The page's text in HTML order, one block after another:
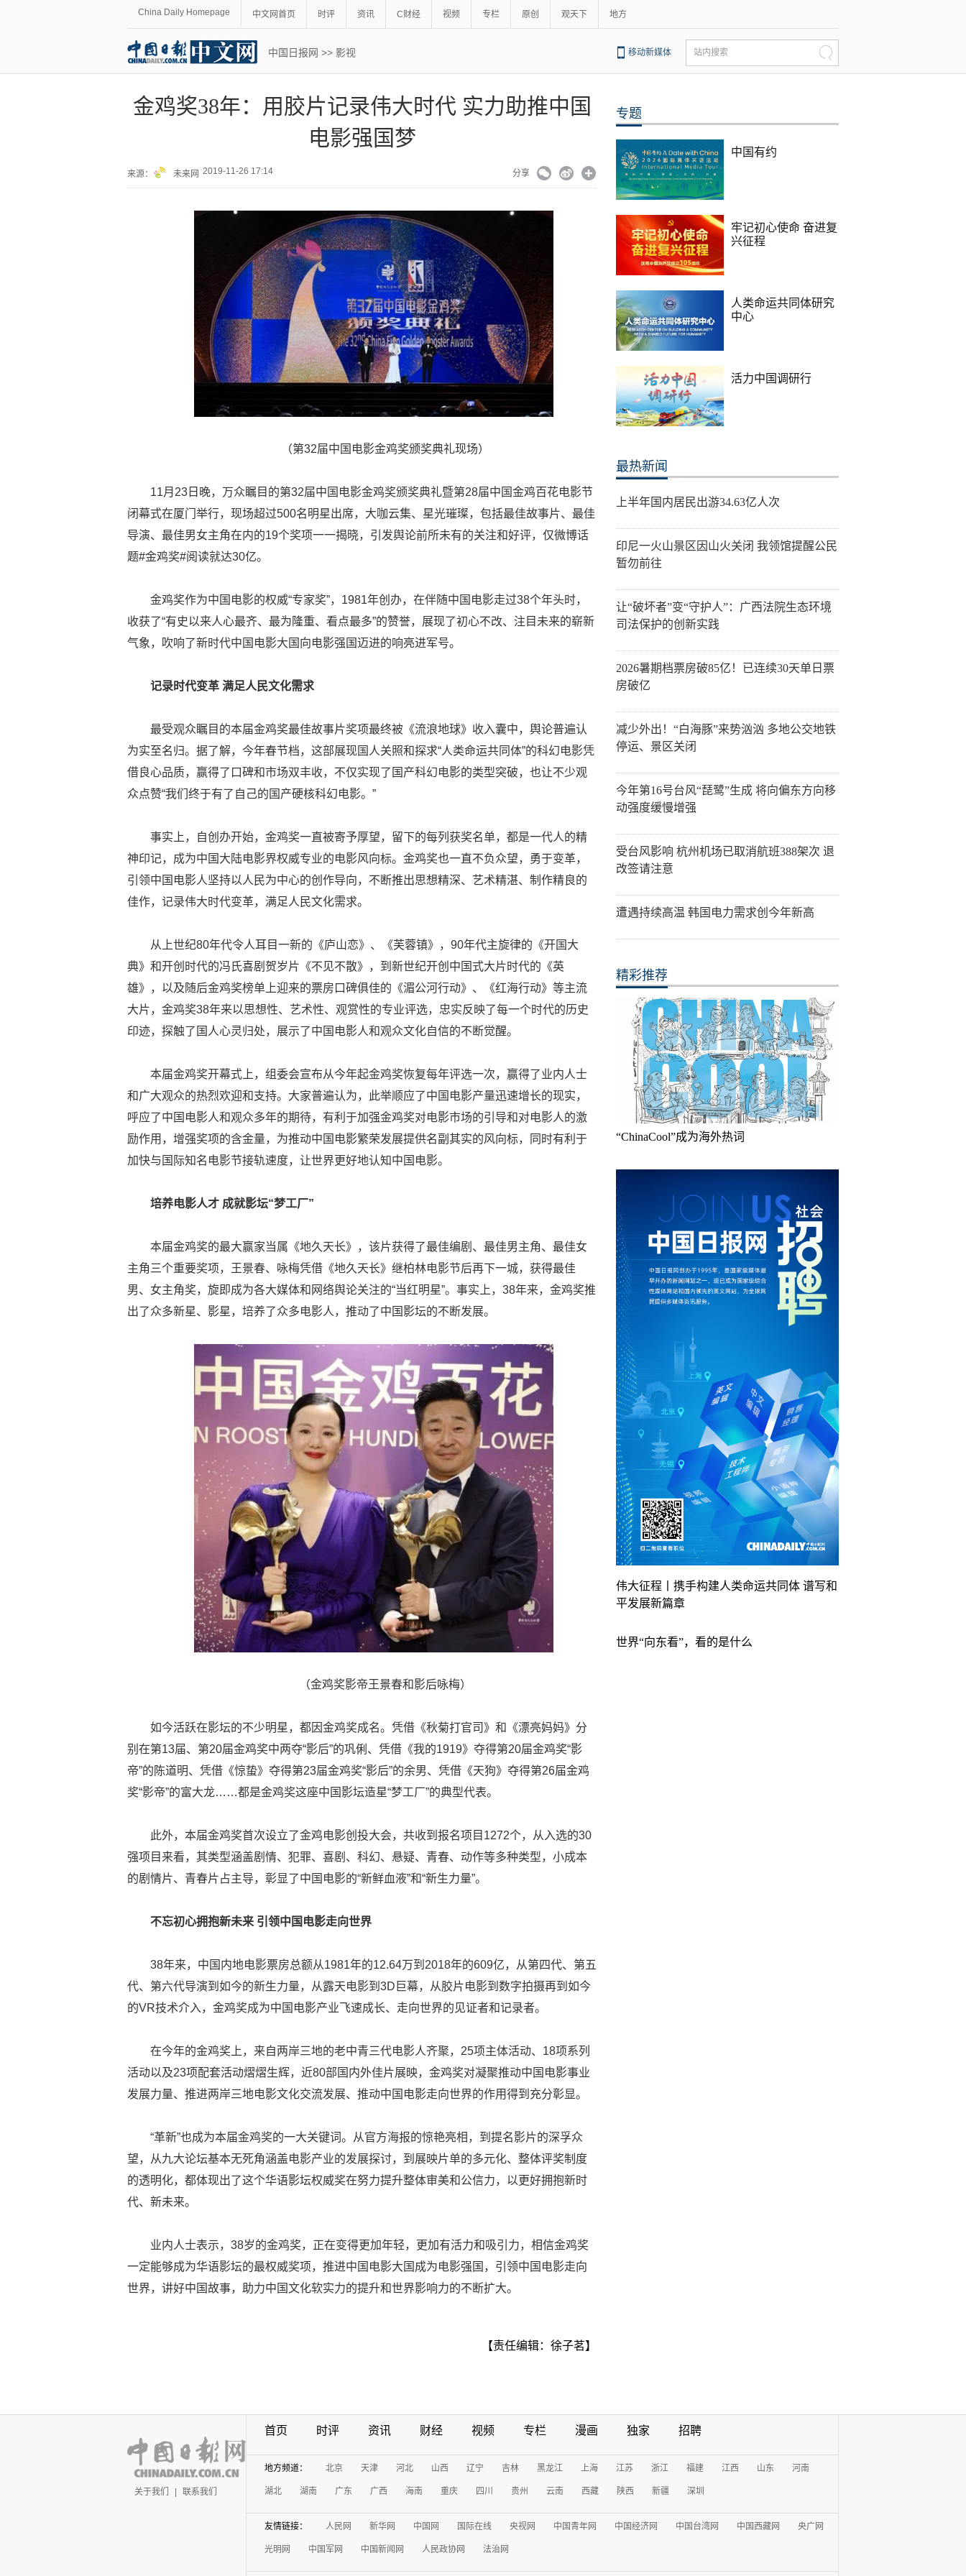
China Daily Homepage 中文网首页 时评 资讯 C财经 视频 专栏 原创 观天下 地方
中国日报网 >> 影视 移动新媒体 站内搜索
金鸡奖38年：用胶片记录伟大时代 实力助推中国
电影强国梦
来源： 未来网 2019-11-26 17:14 分享
（第32届中国电影金鸡奖颁奖典礼现场）
11月23日晚，万众瞩目的第32届中国电影金鸡奖颁奖典礼暨第28届中国金鸡百花电影节
闭幕式在厦门举行，现场超过500名明星出席，大咖云集、星光璀璨，包括最佳故事片、最佳
导演、最佳男女主角在内的19个奖项一一揭晓，引发舆论前所未有的关注和好评，仅微博话
题#金鸡奖#阅读就达30亿。
金鸡奖作为中国电影的权威“专家奖”，1981年创办，在伴随中国电影走过38个年头时，
收获了“有史以来人心最齐、最为隆重、看点最多”的赞誉，展现了初心不改、注目未来的崭新
气象，吹响了新时代中国电影大国向电影强国迈进的响亮进军号。
记录时代变革 满足人民文化需求
最受观众瞩目的本届金鸡奖最佳故事片奖项最终被《流浪地球》收入囊中，舆论普遍认
为实至名归。据了解，今年春节档，这部展现国人关照和探求“人类命运共同体”的科幻电影凭
借良心品质，赢得了口碑和市场双丰收，不仅实现了国产科幻电影的类型突破，也让不少观
众点赞“我们终于有了自己的国产硬核科幻电影。”
事实上，自创办开始，金鸡奖一直被寄予厚望，留下的每列获奖名单，都是一代人的精
神印记，成为中国大陆电影界权威专业的电影风向标。金鸡奖也一直不负众望，勇于变革，
引领中国电影人坚持以人民为中心的创作导向，不断推出思想精深、艺术精湛、制作精良的
佳作，记录伟大时代变革，满足人民文化需求。
从上世纪80年代令人耳目一新的《庐山恋》、《芙蓉镇》，90年代主旋律的《开国大
典》和开创时代的冯氏喜剧贺岁片《不见不散》，到新世纪开创中国式大片时代的《英
雄》，以及随后金鸡奖榜单上迎来的票房口碑俱佳的《湄公河行动》、《红海行动》等主流
大片，金鸡奖38年来以思想性、艺术性、观赏性的专业评选，忠实反映了每一个时代的历史
印迹，探触了国人心灵归处，展示了中国电影人和观众文化自信的不断觉醒。
本届金鸡奖开幕式上，组委会宣布从今年起金鸡奖恢复每年评选一次，赢得了业内人士
和广大观众的热烈欢迎和支持。大家普遍认为，此举顺应了中国电影产量迅速增长的现实，
呼应了中国电影人和观众多年的期待，有利于加强金鸡奖对电影市场的引导和对电影人的激
励作用，增强奖项的含金量，为推动中国电影繁荣发展提供名副其实的风向标，同时有利于
加快与国际知名电影节接轨速度，让世界更好地认知中国电影。
培养电影人才 成就影坛“梦工厂”
本届金鸡奖的最大赢家当属《地久天长》，该片获得了最佳编剧、最佳男主角、最佳女
主角三个重要奖项，王景春、咏梅凭借《地久天长》继柏林电影节后再下一城，获得最佳
男、女主角奖，旋即成为各大媒体和网络舆论关注的“当红明星”。事实上，38年来，金鸡奖推
出了众多新星、影星，培养了众多电影人，推动了中国影坛的不断发展。
（金鸡奖影帝王景春和影后咏梅）
如今活跃在影坛的不少明星，都因金鸡奖成名。凭借《秋菊打官司》和《漂亮妈妈》分
别在第13届、第20届金鸡奖中两夺“影后”的巩俐、凭借《我的1919》夺得第20届金鸡奖“影
帝”的陈道明、凭借《惊蛰》夺得第23届金鸡奖“影后”的余男、凭借《天狗》夺得第26届金鸡
奖“影帝”的富大龙……都是金鸡奖这座中国影坛造星“梦工厂”的典型代表。
此外，本届金鸡奖首次设立了金鸡电影创投大会，共收到报名项目1272个，从入选的30
强项目来看，其类型涵盖剧情、犯罪、喜剧、科幻、悬疑、青春、动作等多种类型，小成本
的剧情片、青春片占主导，彰显了中国电影的“新鲜血液”和“新生力量”。
不忘初心拥抱新未来 引领中国 电影走向世界
38年来，中国内地电影票房总额从1981年的12.64万到2018年的609亿，从第四代、第五
代、第六代导演到如今的新生力量，从露天电影到3D巨幕，从胶片电影到数字拍摄再到如今
的VR技术介入，金鸡奖成为中国电影产业飞速成长、走向世界的见证者和记录者。
在今年的金鸡奖上，来自两岸三地的老中青三代电影人齐聚，25项主体活动、18项系列
活动以及23项配套活动熠熠生辉，近80部国内外佳片展映，金鸡奖对凝聚推动中国电影事业
发展力量、推进两岸三地电影文化交流发展、推动中国电影走向世界的作用得到充分彰显。
“革新”也成为本届金鸡奖的一大关键词。从官方海报的惊艳亮相，到提名影片的深孚众
望，从九大论坛基本无死角涵盖电影产业的发展探讨，到展映片单的多元化、整体评奖制度
的透明化，都体现出了这个华语影坛权威奖在努力提升整体审美和公信力，以更好拥抱新时
代、新未来。
业内人士表示，38岁的金鸡奖，正在变得更加年轻，更加有活力和吸引力，相信金鸡奖
一定能够成为华语影坛的最权威奖项，推进中国电影大国成为电影强国，引领中国电影走向
世界，讲好中国故事，助力中国文化软实力的提升和世界影响力的不断扩大。
【责任编辑：徐子茗】
专题
中国有约
牢记初心使命 奋进复
兴征程
人类命运共同体研究
中心
活力中国调研行
最热新闻
上半年国内居民出游34.63亿人次
印尼一火山景区因山火关闭 我领馆提醒公民
暂勿前往
让“破坏者”变“守护人”：广西法院生态环境
司法保护的创新实践
2026暑期档票房破85亿！已连续30天单日票
房破亿
减少外出！“白海豚”来势汹汹 多地公交地铁
停运、景区关闭
今年第16号台风“琵鹭”生成 将向偏东方向移
动强度缓慢增强
受台风影响 杭州机场已取消航班388架次 退
改签请注意
遭遇持续高温 韩国电力需求创今年新高
精彩推荐
“ChinaCool”成为海外热词
伟大征程丨携手构建人类命运共同体 谱写和
平发展新篇章
世界“向东看”，看的是什么
关于我们 | 联系我们
首页 时评 资讯 财经 视频 专栏 漫画 独家 招聘
地方频道： 北京 天津 河北 山西 辽宁 吉林 黑龙江 上海 江苏 浙江 福建 江西 山东 河南
湖北 湖南 广东 广西 海南 重庆 四川 贵州 云南 西藏 陕西 新疆 深圳
友情链接： 人民网 新华网 中国网 国际在线 央视网 中国青年网 中国经济网 中国台湾网 中国西藏网 央广网
光明网 中国军网 中国新闻网 人民政协网 法治网